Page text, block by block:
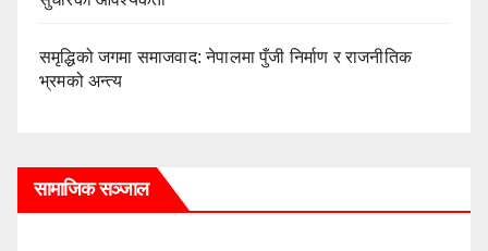
समृद्धिको जगमा समाजवाद: नेपालमा पुँजी निर्माण र राजनीतिक
भ्रमको अन्त्य
सामाजिक सञ्जाल